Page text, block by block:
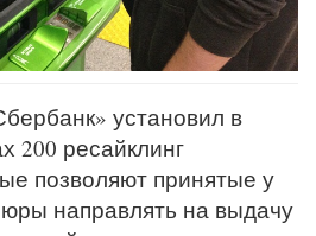
установил в
200 ресайклинг
позволяют принятые у
направлять на выдачу